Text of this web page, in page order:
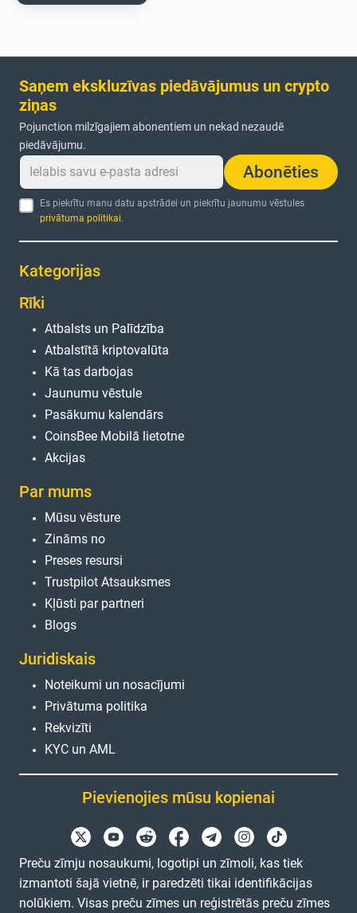
Saņem ekskluzīvas piedāvājumus un crypto
ziņas
Pojunction milzīgajiem abonentiem un nekad nezaudē
piedāvājumu.
Abonēties
Es piekrītu manu datu apstrādei un piekrītu jaunumu vēstules
privātuma politikai.
Kategorijas
Rīki
Atbalsts un Palīdzība
Atbalstītā kriptovalūta
Kā tas darbojas
Jaunumu vēstule
Pasākumu kalendārs
CoinsBee Mobilā lietotne
Akcijas
Par mums
Mūsu vēsture
Zināms no
Preses resursi
Trustpilot Atsauksmes
Kļūsti par partneri
Blogs
Juridiskais
Noteikumi un nosacījumi
Privātuma politika
Rekvizīti
KYC un AML
Pievienojies mūsu kopienai
Preču zīmju nosaukumi, logotipi un zīmoli, kas tiek
izmantoti šajā vietnē, ir paredzēti tikai identifikācijas
nolūkiem. Visas preču zīmes un reģistrētās preču zīmes